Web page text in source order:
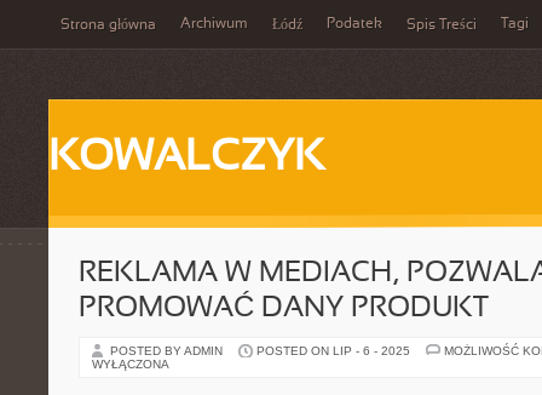
Strona główna Archiwum Łódź Podatek Spis Treści Tagi
KOWALCZYK
REKLAMA W MEDIACH,
PROMOWAĆ DANY PRODUKT
POSTED BY ADMIN POSTED ON LIP - 6 - 2025
MOŻLIWOŚĆ
WYŁĄCZONA